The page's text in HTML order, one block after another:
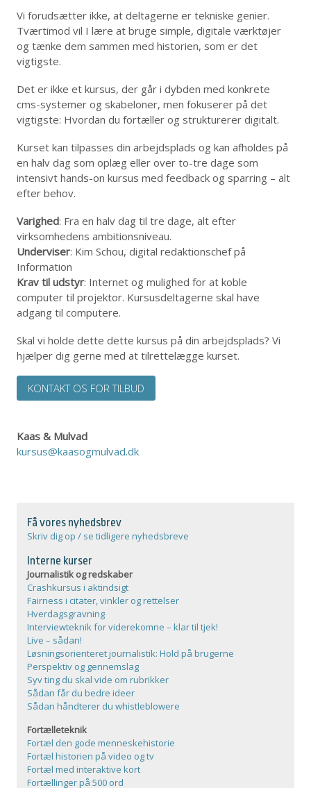
Vi forudsætter ikke, at deltagerne er tekniske genier.
Tværtimod vil I lære at bruge simple, digitale værktøjer
og tænke dem sammen med historien, som er det
vigtigste.
Det er ikke et kursus, der går i dybden med konkrete
cms-systemer og skabeloner, men fokuserer på det
vigtigste: Hvordan du fortæller og strukturerer digitalt.
Kurset kan tilpasses din arbejdsplads og kan afholdes på
en halv dag som oplæg eller over to-tre dage som
intensivt hands-on kursus med feedback og sparring – alt
efter behov.
Varighed: Fra en halv dag til tre dage, alt efter
virksomhedens ambitionsniveau.
Underviser: Kim Schou, digital redaktionschef på
Information
Krav til udstyr: Internet og mulighed for at koble
computer til projektor. Kursusdeltagerne skal have
adgang til computere.
Skal vi holde dette dette kursus på din arbejdsplads? Vi
hjælper dig gerne med at tilrettelægge kurset.
KONTAKT OS FOR TILBUD
Kaas & Mulvad
kursus@kaasogmulvad.dk
Få vores nyhedsbrev
Skriv dig op / se tidligere nyhedsbreve
Interne kurser
Journalistik og redskaber
Crashkursus i aktindsigt
Fairness i citater, vinkler og rettelser
Hverdagsgravning
Interviewteknik for viderekomne – klar til tjek!
Live – sådan!
Løsningsorienteret journalistik: Hold på brugerne
Perspektiv og gennemslag
Syv ting du skal vide om rubrikker
Sådan får du bedre ideer
Sådan håndterer du whistleblowere
Fortælleteknik
Fortæl den gode menneskehistorie
Fortæl historien på video og tv
Fortæl med interaktive kort
Fortællinger på 500 ord